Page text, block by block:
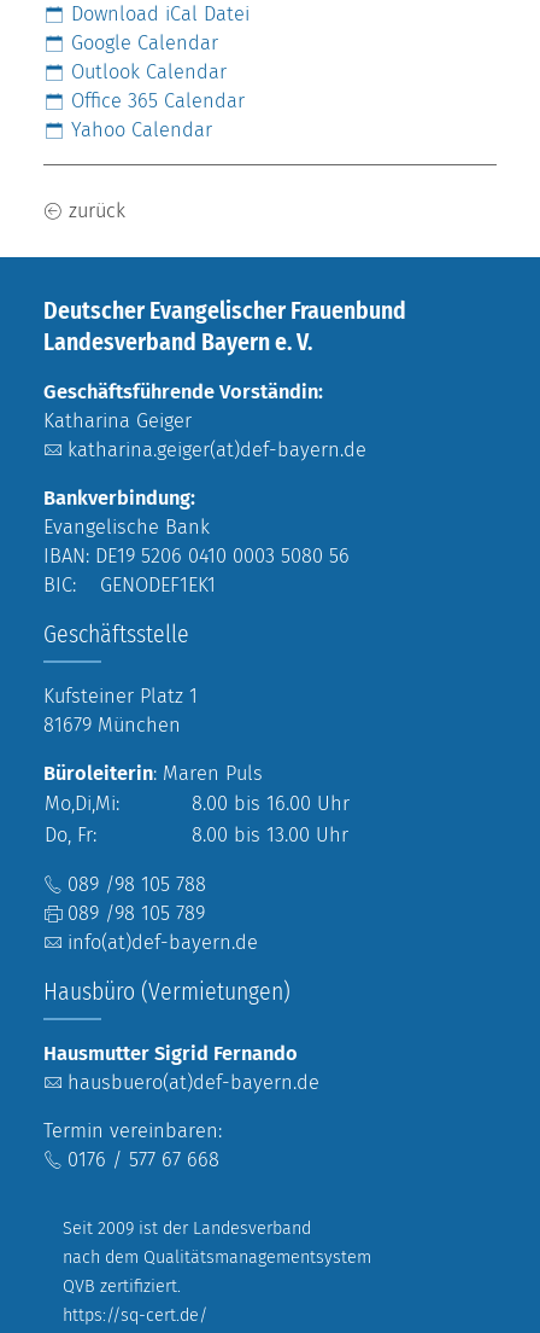
Download iCal Datei
Google Calendar
Outlook Calendar
Office 365 Calendar
Yahoo Calendar
zurück
Deutscher Evangelischer Frauenbund
Landesverband Bayern e. V.
Geschäftsführende Vorständin:
Katharina Geiger
katharina.geiger(at)def-bayern.de
Bankverbindung:
Evangelische Bank
IBAN: DE19 5206 0410 0003 5080 56
BIC: GENODEF1EK1
Geschäftsstelle
Kufsteiner Platz 1
81679 München
Büroleiterin: Maren Puls
Mo,Di,Mi:
8.00 bis 16.00 Uhr
Do, Fr:
8.00 bis 13.00 Uhr
089 /98 105 788
089 /98 105 789
info(at)def-bayern.de
Hausbüro (Vermietungen)
Hausmutter Sigrid Fernando
hausbuero(at)def-bayern.de
Termin vereinbaren:
0176 / 577 67 668
Seit 2009 ist der Landesverband
nach dem Qualitätsmanagementsystem
QVB zertifiziert.
https://sq-cert.de/